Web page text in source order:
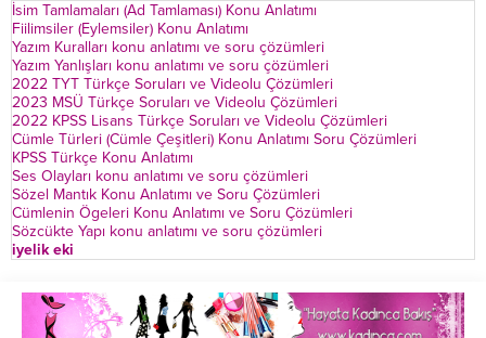
İsim Tamlamaları (Ad Tamlaması) Konu Anlatımı
Fiilimsiler (Eylemsiler) Konu Anlatımı
Yazım Kuralları konu anlatımı ve soru çözümleri
Yazım Yanlışları konu anlatımı ve soru çözümleri
2022 TYT Türkçe Soruları ve Videolu Çözümleri
2023 MSÜ Türkçe Soruları ve Videolu Çözümleri
2022 KPSS Lisans Türkçe Soruları ve Videolu Çözümleri
Cümle Türleri (Cümle Çeşitleri) Konu Anlatımı Soru Çözümleri
KPSS Türkçe Konu Anlatımı
Ses Olayları konu anlatımı ve soru çözümleri
Sözel Mantık Konu Anlatımı ve Soru Çözümleri
Cümlenin Ögeleri Konu Anlatımı ve Soru Çözümleri
Sözcükte Yapı konu anlatımı ve soru çözümleri
iyelik eki